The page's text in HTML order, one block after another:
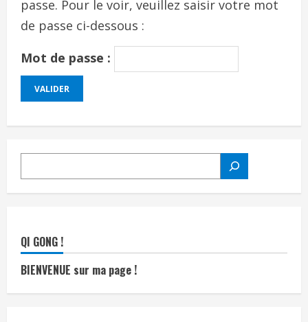
passe. Pour le voir, veuillez saisir votre mot
de passe ci-dessous :
Mot de passe :
QI GONG !
BIENVENUE sur ma page !